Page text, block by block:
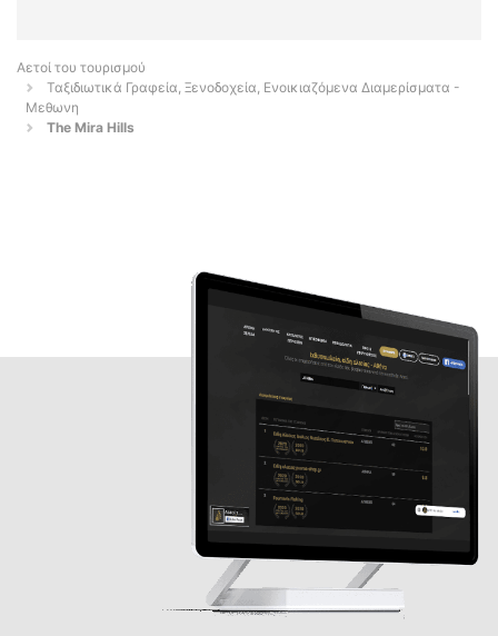
Αετοί του τουρισμού
Ταξιδιωτικά Γραφεία, Ξενοδοχεία, Ενοικιαζόμενα Διαμερίσματα -
Μεθωνη
The Mira Hills